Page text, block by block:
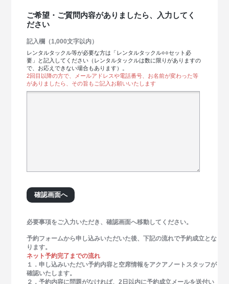
ご希望・ご質問内容がありましたら、入力してく
ださい
記入欄（1,000文字以内）
レンタルタックル等が必要な方は「レンタルタックル○○セット必
要」と記入してください（レンタルタックルは数に限りがありますの
で、お応えできない場合もあります）。
2回目以降の方で、メールアドレスや電話番号、お名前が変わった等
がありましたら、その旨もご記入お願いいたします
必要事項をご入力いただき、確認画面へ移動してください。
予約フォームから申し込みいただいた後、下記の流れで予約成立とな
ります。
ネット予約完了までの流れ
１．申し込みいただい予約内容と空席情報をアクアノートスタッフが
確認いたします。
２．予約内容に問題がなければ、2日以内に予約成立メールを送付い